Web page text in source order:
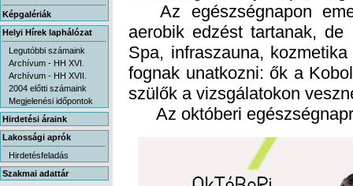
Képgalériák
Helyi Hírek laphálózat
Legutóbbi számaink
Archívum - HH XVI.
Archívum - HH XVII.
2004 előtti számaink
Megjelenési időpontok
Hirdetési áraink
Lakossági aprók
Hirdetésfeladás
Szakmai adattár
Az egészségnapon
aerobik edzést tartanak,
Spa, infraszauna,
fognak unatkozni: ők a
szülők a vizsgálatokon
Az októberi